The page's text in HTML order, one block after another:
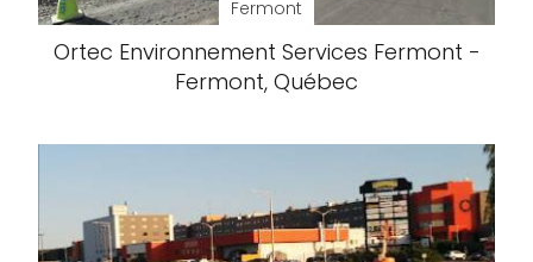
Fermont
Ortec Environnement Services Fermont -
Fermont, Québec